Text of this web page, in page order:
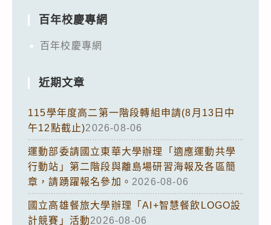
百年校慶專網
百年校慶專網
近期文章
115學年度高二第一階段轉組申請(8月13日中
午12點截止)2026-08-06
運動部委請國立東華大學辦理「適應運動共學
行動站」第二階段與離島場研習海報及各區簡
章，請踴躍報名參加。 2026-08-06
國立高雄餐旅大學辦理「AI+智慧餐飲LOGO設
計競賽」活動2026-08-06